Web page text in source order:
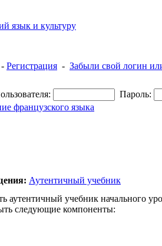
- Регистрация - Забыли свой логин
Пароль:
французского языка
Аутентичный учебник
аутентичный учебник начального
следующие компоненты: